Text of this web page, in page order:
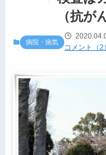
（抗が
病院・病気
コメント（2